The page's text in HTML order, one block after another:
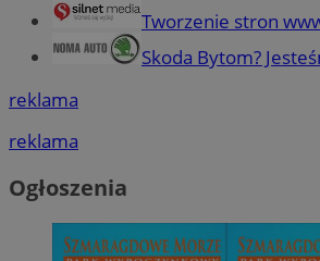
Tworzenie stron
Skoda Bytom?
reklama
reklama
Ogłoszenia